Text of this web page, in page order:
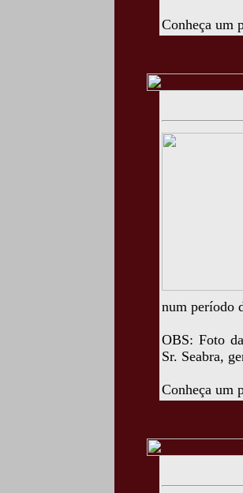
Conheça um
num período
OBS: Foto
Sr. Seabra,
Conheça um